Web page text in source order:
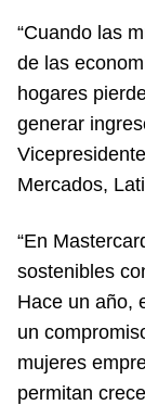
“Cuando las
de las
hogares
generar
Mercados,
“En
sostenibles
Hace un año,
un
mujeres
permitan